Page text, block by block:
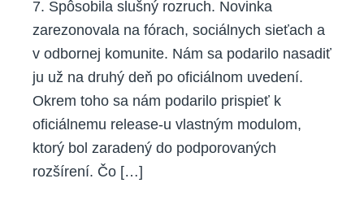
7. Spôsobila slušný rozruch. Novinka
zarezonovala na fórach, sociálnych sieťach a
v odbornej komunite. Nám sa podarilo nasadiť
ju už na druhý deň po oficiálnom uvedení.
Okrem toho sa nám podarilo prispieť k
oficiálnemu release-u vlastným modulom,
ktorý bol zaradený do podporovaných
rozšírení. Čo […]